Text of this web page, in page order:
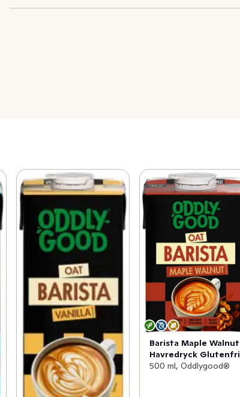
Barista Maple Walnut
Havredryck Glutenfri
500 ml, Oddlygood®